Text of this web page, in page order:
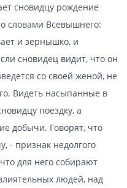
сновидцу рождение
словами Всевышнего:
и зернышко, и
сновидец видит, что он
со своей женой, не
Видеть насыпанные в
поездку, а
добычи. Говорят, что
- признак недолгого
для него собирают
людей, над